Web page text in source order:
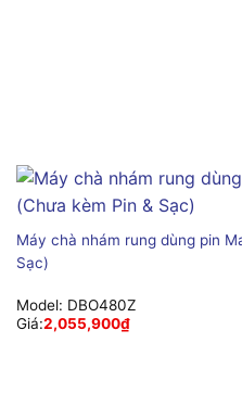
Máy chà nhám rung dùng pin
Sạc)
Model: DBO480Z
Giá:2,055,900₫